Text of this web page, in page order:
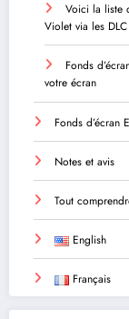
Voici la liste
Violet via les DLC
Fonds
votre écran
Fonds d’écran
Notes et avis
Tout
English
Français